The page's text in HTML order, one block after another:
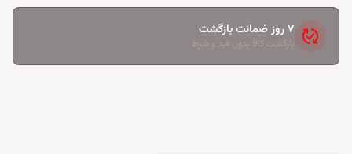
published_with_changes ۷ روز ضمانت بازگشت
بازگشت کالا بدون قید و شرط